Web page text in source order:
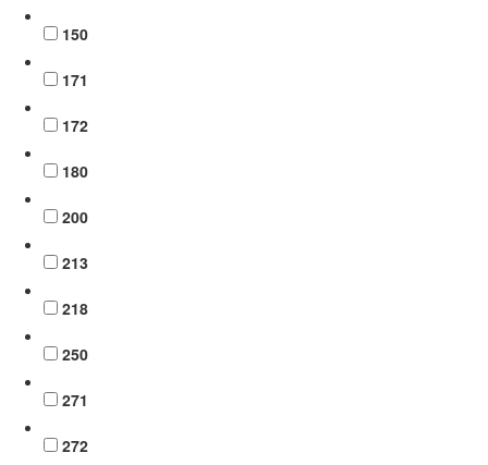
150
171
172
180
200
213
218
250
271
272